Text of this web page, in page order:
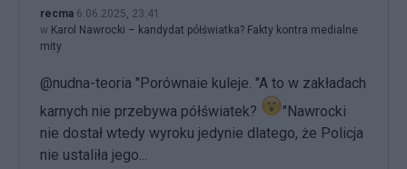
recma 6.06.2025, 23:41
w Karol Nawrocki – kandydat półświatka? Fakty kontra medialne
mity
@nudna-teoria "Porównaie kuleje. "A to w zakładach
karnych nie przebywa półświatek?
"Nawrocki
nie dostał wtedy wyroku jedynie dlatego, że Policja
nie ustaliła jego...